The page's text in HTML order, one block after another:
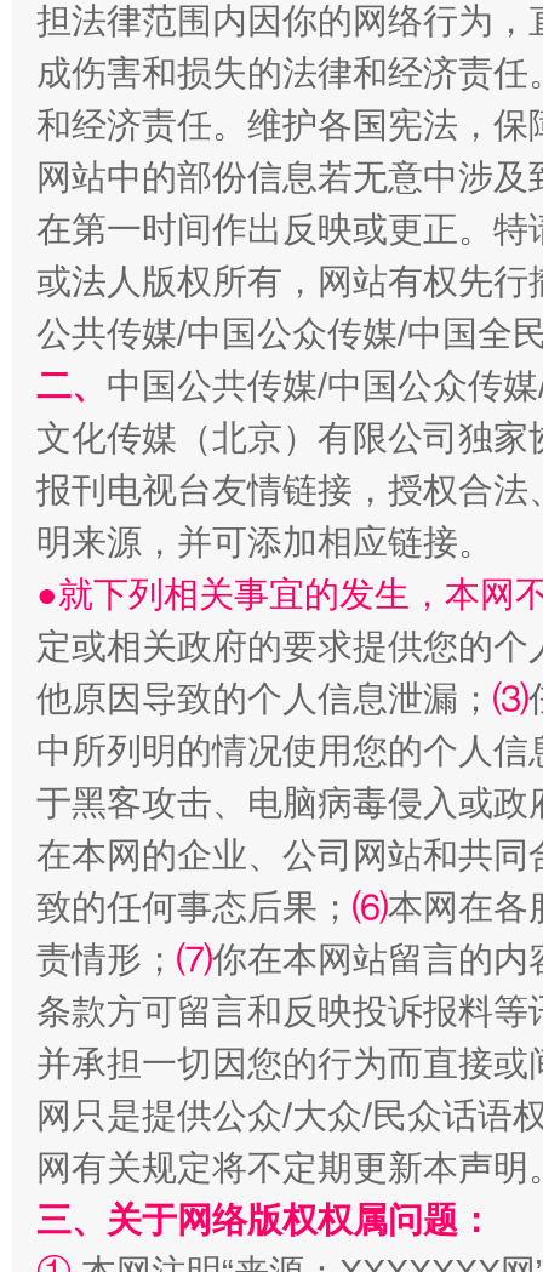
魏明亮
“刷贴”乱象丛生
生
揭批美国五大"原罪" "炒
解纷+调解+退费，一次搞定
担法律范围内因你的网络行为
成伤害和损失的法律和经济责
和经济责任。维护各国宪法，
网站中的部份信息若无意中涉
在第一时间作出反映或更正。
或法人版权所有，网站有权先
公共传媒/中国公众传媒/中国全
二、 中国公共传媒/中国公众传
文化传媒（北京）有限公司独
报刊电视台友情链接，授权合
明来源，并可添加相应链接。
●就下列相关事宜的发生，本网
定或相关政府的要求提供您的个
他原因导致的个人信息泄漏； ⑶
中所列明的情况使用您的个人
于黑客攻击、电脑病毒侵入或
在本网的企业、公司网站和共
致的任何事态后果； ⑹本网在各
责情形； ⑺你在本网站留言的内
条款方可留言和反映投诉报料
并承担一切因您的行为而直接
网只是提供公众/大众/民众话语
网有关规定将不定期更新本声明
三、关于网络版权权属问题：